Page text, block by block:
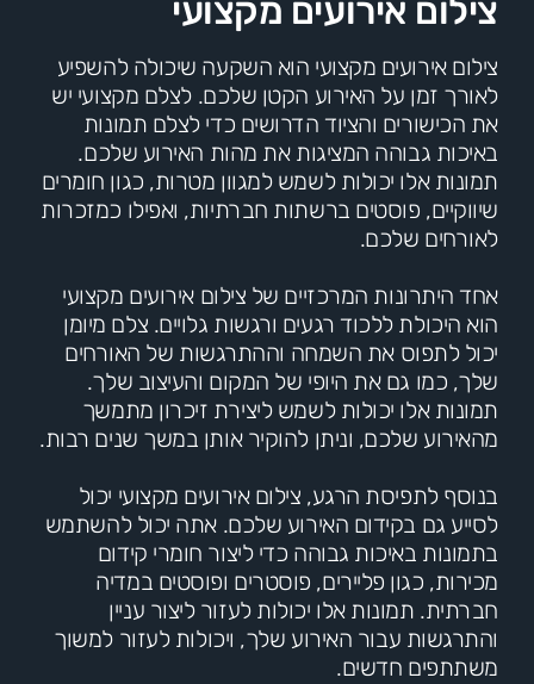
צילום אירועים מקצועי
צילום אירועים מקצועי הוא השקעה שיכולה להשפיע
לאורך זמן על האירוע הקטן שלכם. לצלם מקצועי יש
את הכישורים והציוד הדרושים כדי לצלם תמונות
באיכות גבוהה המציגות את מהות האירוע שלכם.
תמונות אלו יכולות לשמש למגוון מטרות, כגון חומרים
שיווקיים, פוסטים ברשתות חברתיות, ואפילו כמזכרות
לאורחים שלכם.
אחד היתרונות המרכזיים של צילום אירועים מקצועי
הוא היכולת ללכוד רגעים ורגשות גלויים. צלם מיומן
יכול לתפוס את השמחה וההתרגשות של האורחים
שלך, כמו גם את היופי של המקום והעיצוב שלך.
תמונות אלו יכולות לשמש ליצירת זיכרון מתמשך
מהאירוע שלכם, וניתן להוקיר אותן במשך שנים רבות.
בנוסף לתפיסת הרגע, צילום אירועים מקצועי יכול
לסייע גם בקידום האירוע שלכם. אתה יכול להשתמש
בתמונות באיכות גבוהה כדי ליצור חומרי קידום
מכירות, כגון פליירים, פוסטרים ופוסטים במדיה
חברתית. תמונות אלו יכולות לעזור ליצור עניין
והתרגשות עבור האירוע שלך, ויכולות לעזור למשוך
משתתפים חדשים.